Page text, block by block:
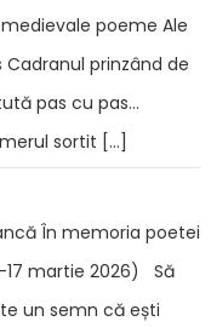
poeme Ale
prinzând de
pas cu pas…
sortit […]
În memoria poetei
17 martie 2026) Să
un semn că ești